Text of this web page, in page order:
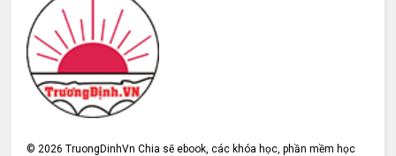
©2026 TruongDinhVn Chia sẽ ebook, các khóa học, phần mềm học